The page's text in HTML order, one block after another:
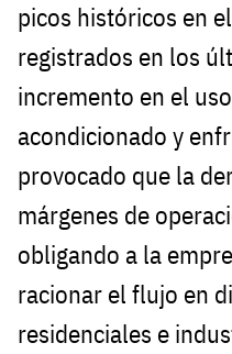
picos históricos en
registrados en los
incremento en el
acondicionado y
provocado que la
márgenes de
obligando a la
racionar el flujo en
residenciales e